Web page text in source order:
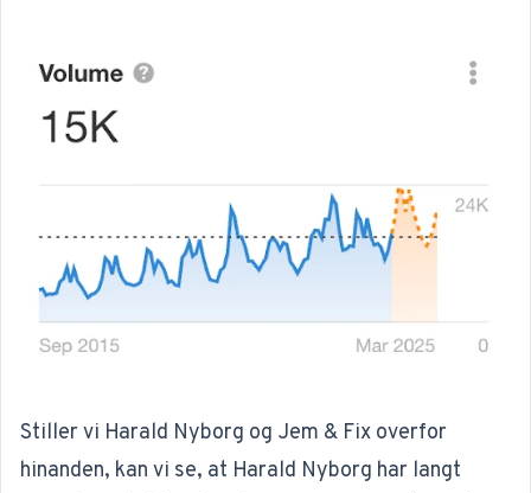
Stiller vi Harald Nyborg og Jem & Fix overfor
hinanden, kan vi se, at Harald Nyborg har langt